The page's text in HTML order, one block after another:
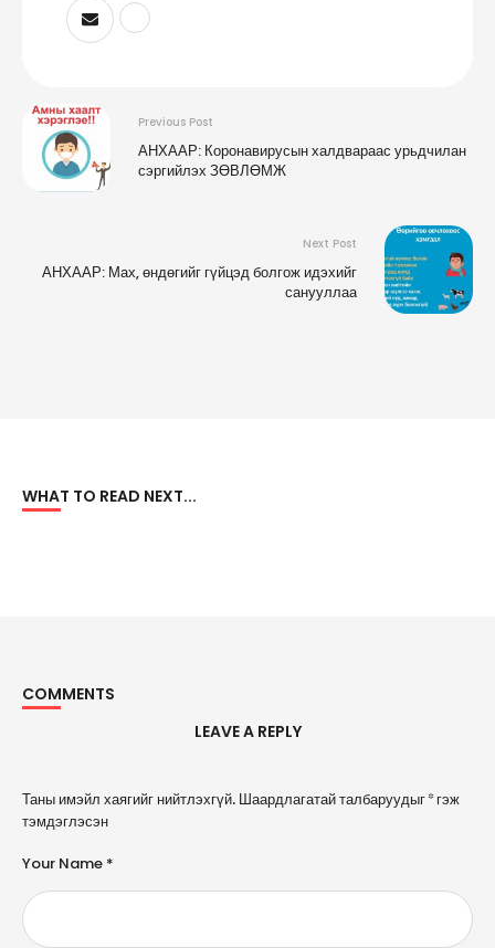
Previous Post
АНХААР: Коронавирусын халдвараас урьдчилан
сэргийлэх ЗӨВЛӨМЖ
Next Post
АНХААР: Мах, өндөгийг гүйцэд болгож идэхийг
санууллаа
WHAT TO READ NEXT...
COMMENTS
LEAVE A REPLY
Таны имэйл хаягийг нийтлэхгүй. Шаардлагатай талбаруудыг*гэж
тэмдэглэсэн
Your Name *
A
l
e
n
a
ti